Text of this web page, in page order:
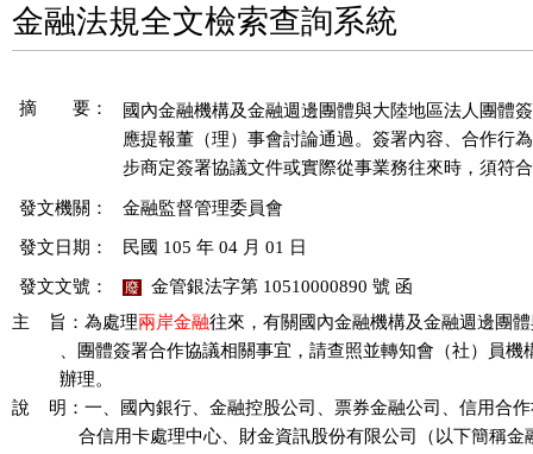
金融法規全文檢索查詢系統
摘 要：
國內金融機構及金融週邊團體與大陸地區法人團體
應提報董（理）事會討論通過。簽署內容、合作行
發文機關： 金融監督管理委員會
發文日期： 民國 105 年 04 月 01 日
發文文號： 廢
金管銀法字第 10510000890 號 函
主    旨：為處理兩岸金融往來，有關國內金融機構及金融週邊團
、團體簽署合作協議相關事宜，請查照並轉知會（社）員
          辦理。
說    明：一、國內銀行、金融控股公司、票券金融公司、信用合
合信用卡處理中心、財金資訊股份有限公司（以下簡稱